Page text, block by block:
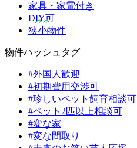
家具・家電付き
DIY可
狭小物件
物件ハッシュタグ
#外国人歓迎
#初期費用交渉可
#珍しいペット飼育相談可
#ペット2匹以上相談可
#変な家
#変な間取り